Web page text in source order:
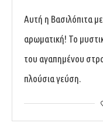
Αυτή η Βασιλόπιτα
αρωματική! Το
του αγαπημένου
πλούσια γεύση.